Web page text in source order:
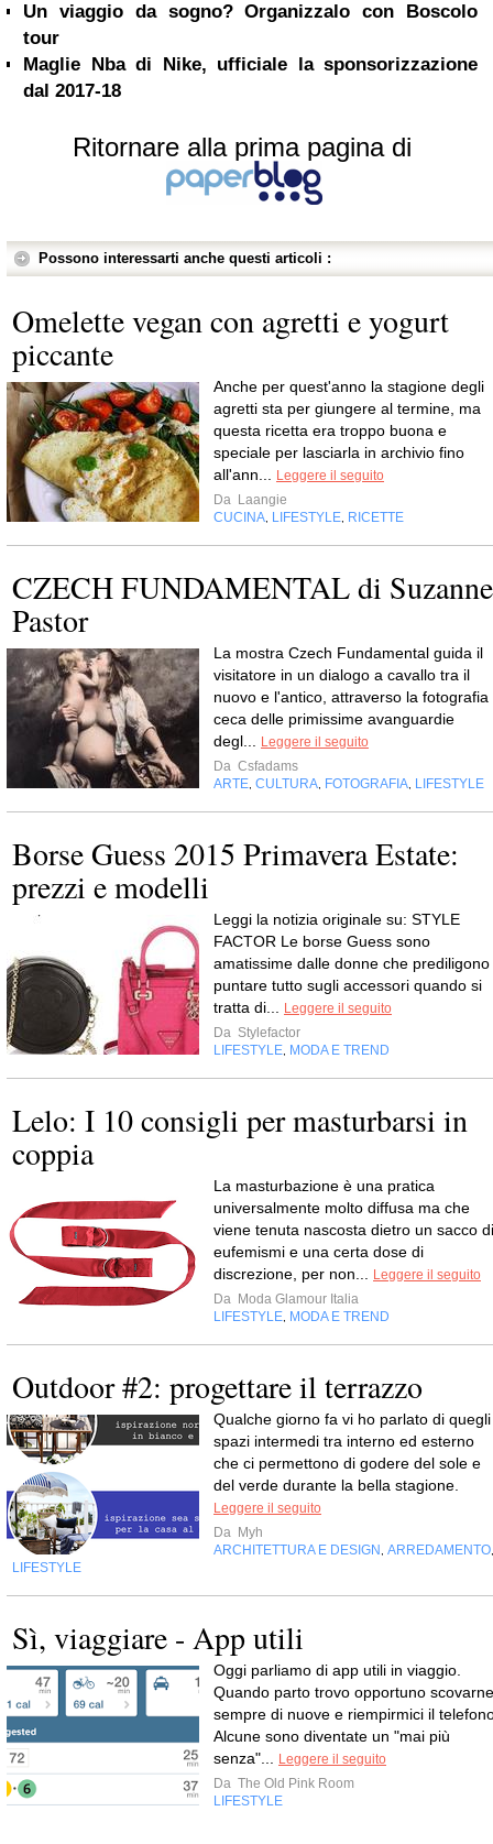
Un viaggio da sogno? Organizzalo con Boscolo
tour
Maglie Nba di Nike, ufficiale la sponsorizzazione
dal 2017-18
Ritornare alla prima pagina di
Possono interessarti anche questi articoli :
Omelette vegan con agretti e yogurt
piccante
Anche per quest'anno la stagione degli
agretti sta per giungere al termine, ma
questa ricetta era troppo buona e
speciale per lasciarla in archivio fino
all'ann...
Leggere il seguito
Da Laangie
CUCINA LIFESTYLE RICETTE
CZECH FUNDAMENTAL di Suzanne
Pastor
La mostra Czech Fundamental guida il
visitatore in un dialogo a cavallo tra il
nuovo e l'antico, attraverso la fotografia
ceca delle primissime avanguardie
degl...
Leggere il seguito
Da Csfadams
ARTE CULTURA FOTOGRAFIA LIFESTYLE
Borse Guess 2015 Primavera Estate:
prezzi e modelli
Leggi la notizia originale su: STYLE
FACTOR Le borse Guess sono
amatissime dalle donne che prediligono
puntare tutto sugli accessori quando si
tratta di...
Leggere il seguito
Da Stylefactor
LIFESTYLE MODA E TREND
Lelo: I 10 consigli per masturbarsi in
coppia
La masturbazione è una pratica
universalmente molto diffusa ma che
viene tenuta nascosta dietro un sacco di
eufemismi e una certa dose di
discrezione, per non...
Leggere il seguito
Da Moda Glamour Italia
LIFESTYLE MODA E TREND
Outdoor #2: progettare il terrazzo
Qualche giorno fa vi ho parlato di quegli
spazi intermedi tra interno ed esterno
che ci permettono di godere del sole e
del verde durante la bella stagione.
Leggere il seguito
Da Myh
ARCHITETTURA E DESIGN ARREDAMENTO
LIFESTYLE
Sì, viaggiare - App utili
Oggi parliamo di app utili in viaggio.
Quando parto trovo opportuno scovarne
sempre di nuove e riempirmici il
Alcune sono diventate un "mai più
senza"...
Leggere il seguito
Da The Old Pink Room
LIFESTYLE